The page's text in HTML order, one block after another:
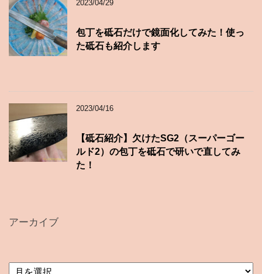
2023/04/29
包丁を砥石だけで鏡面化してみた！使っ
た砥石も紹介します
2023/04/16
【砥石紹介】欠けたSG2（スーパーゴー
ルド2）の包丁を砥石で研いで直してみ
た！
アーカイブ
ア